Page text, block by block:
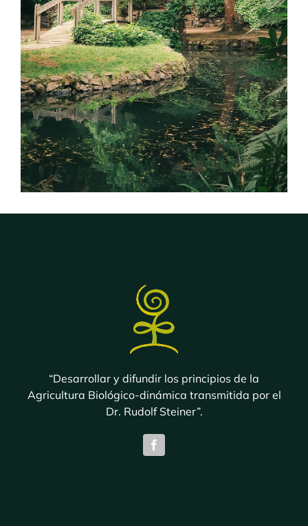
“Desarrollar y difundir los principios de la
Agricultura Biológico-dinámica transmitida por el
Dr. Rudolf Steiner”.